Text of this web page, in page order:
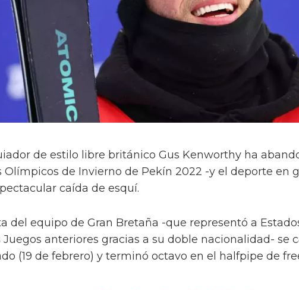
de estilo libre británico Gus Kenworthy ha
Olímpicos de Invierno de Pekín 2022 -y el deporte en
caída de esquí.
del equipo de Gran Bretaña -que representó a
Juegos anteriores gracias a su doble nacionalidad- se
(19 de febrero) y terminó octavo en el halfpipe de